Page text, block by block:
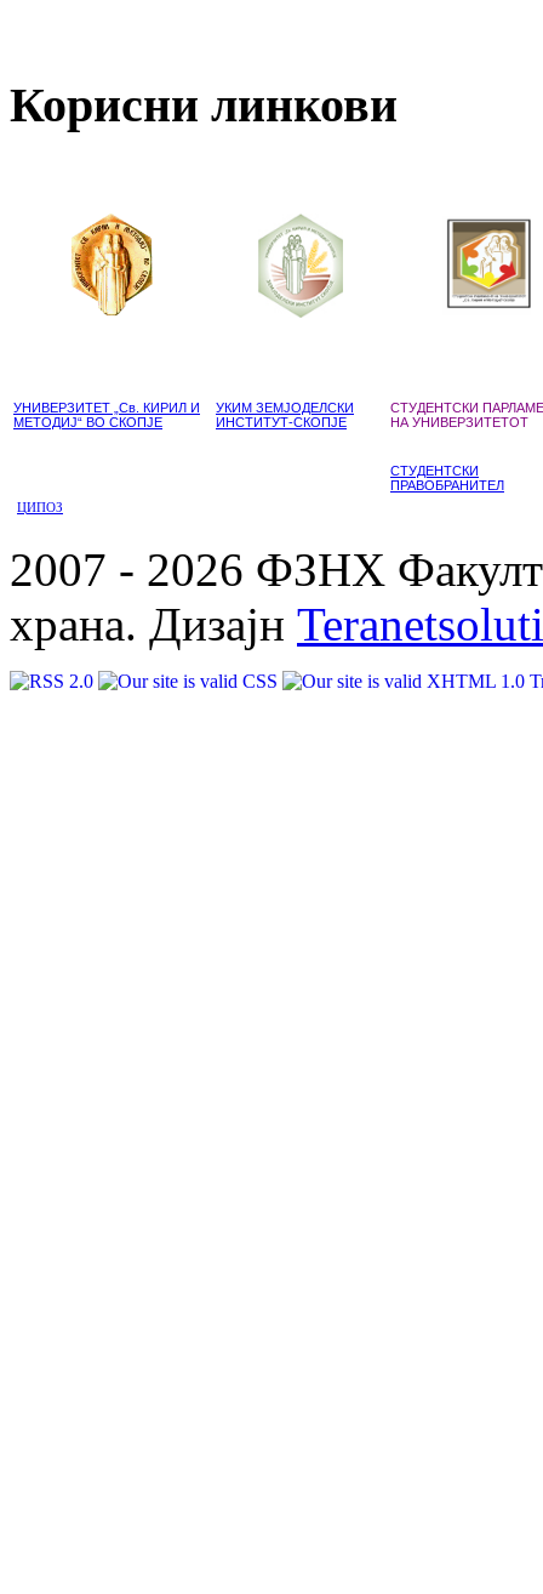
Корисни линкови
УНИВЕРЗИТЕТ „Св. КИРИЛ И
МЕТОДИЈ“ ВО СКОПЈЕ
УКИМ ЗЕМЈОДЕЛСКИ
ИНСТИТУТ-СКОПЈЕ
СТУДЕНТСКИ
НА УНИВЕРЗИТЕТОТ
СТУДЕНТСКИ
ПРАВОБРАНИТЕЛ
ЦИПОЗ
2007 - 2026 ФЗНХ
храна. Дизајн